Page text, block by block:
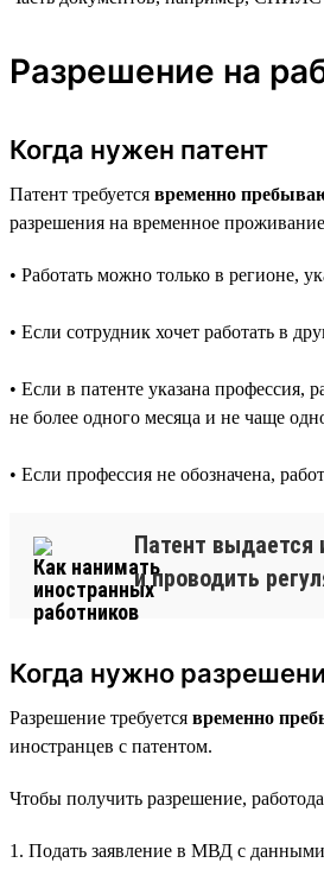
Разрешение на
Когда нужен патент
Патент требуется временно
разрешения на временное
• Работать можно только в регионе,
• Если сотрудник хочет работать в
• Если в патенте указана
не более одного месяца и не чаще
• Если профессия не обозначена,
Патент выдается
и проводить
Когда нужно
Разрешение требуется временно
иностранцев с патентом.
Чтобы получить разрешение,
1. Подать заявление в МВД с данными